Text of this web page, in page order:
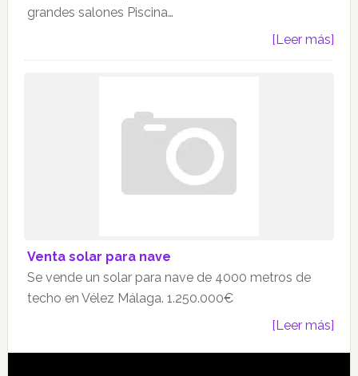
grandes salones Piscina…
[Leer más]
Venta solar para nave
Se vende un solar para nave de 4000 metros de
techo en Vélez Málaga. 1.250.000€
[Leer más]